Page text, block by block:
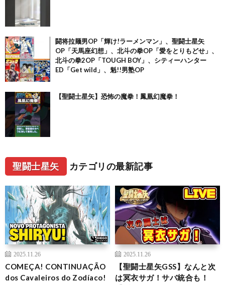
闘将拉麺男OP「輝け!ラーメンマン」、聖闘士星矢
OP「天馬座幻想」、北斗の拳OP「愛をとりもどせ」、
北斗の拳2OP「TOUGH BOY」、シティーハンター
ED「Get wild」、魁!!男塾OP
【聖闘士星矢】恐怖の魔拳！鳳凰幻魔拳！
聖闘士星矢 カテゴリの最新記事
2025.11.26
COMEÇA! CONTINUAÇÃO
dos Cavaleiros do Zodíaco!
2025.11.26
【聖闘士星矢GSS】なんと次
は冥衣サガ！サバ統合も！